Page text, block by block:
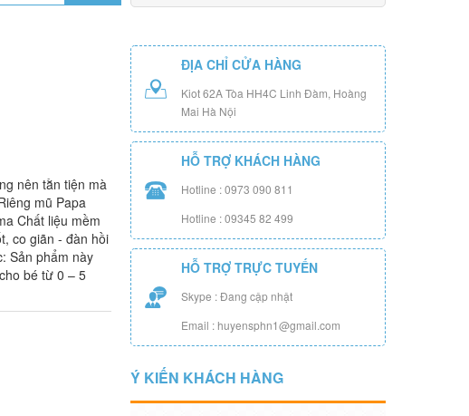
nên tằn tiện mà
mũ Papa
Chất liệu mềm
co giãn - đàn hồi
Sản phẩm này
bé từ 0 – 5
ĐỊA CHỈ CỬA HÀNG
Kiot 62A Tòa HH4C Linh Đàm, Hoàng
Mai Hà Nội
HỖ TRỢ KHÁCH HÀNG
Hotline : 0973 090 811
Hotline : 09345 82 499
HỖ TRỢ TRỰC TUYẾN
Skype : Đang cập nhật
Email : huyensphn1@gmail.com
Ý KIẾN KHÁCH HÀNG